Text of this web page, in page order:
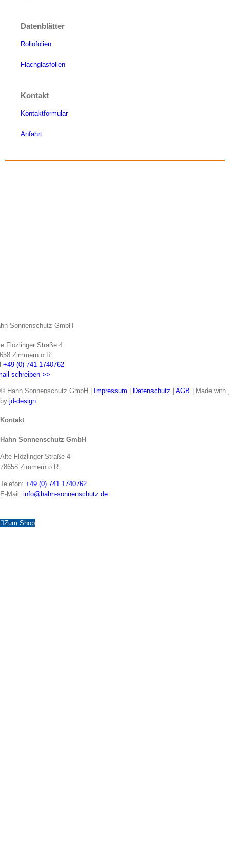
Datenblätter
Rollofolien
Flachglasfolien
Kontakt
Kontaktformular
Anfahrt
Sonnenschutz GmbH
Flözlinger Straße 4
Zimmern o.R.
+49 (0) 741 1740762
schreiben >>
© Hahn Sonnenschutz GmbH | Impressum Datenschutz AGB | Made with
by jd-design
Toggle
Bar
Kontakt
Hahn Sonnenschutz GmbH
Alte Flözlinger Straße 4
78658 Zimmern o.R.
Telefon: +49 (0) 741 1740762
E-Mail: info@hahn-sonnenschutz.de
Zum Shop